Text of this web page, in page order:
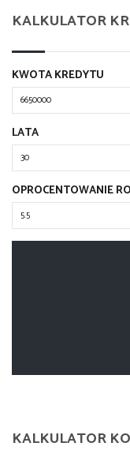
KALKULATOR
KWOTA KREDYTU
LATA
OPROCENTOWANIE
KALKULATOR